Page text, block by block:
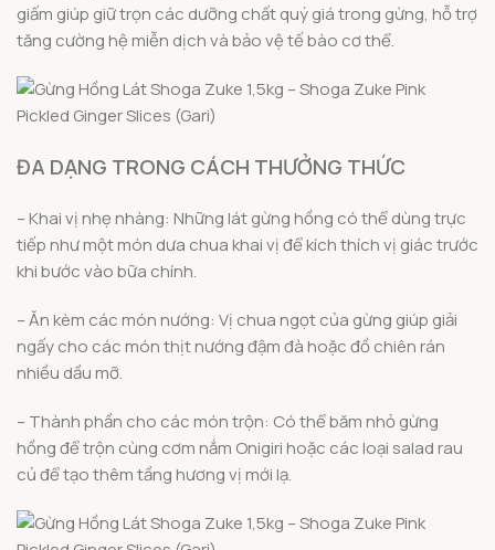
giấm giúp giữ trọn các dưỡng chất quý giá trong gừng, hỗ trợ
tăng cường hệ miễn dịch và bảo vệ tế bào cơ thể.
ĐA DẠNG TRONG CÁCH THƯỞNG THỨC
– Khai vị nhẹ nhàng: Những lát gừng hồng có thể dùng trực
tiếp như một món dưa chua khai vị để kích thích vị giác trước
khi bước vào bữa chính.
– Ăn kèm các món nướng: Vị chua ngọt của gừng giúp giải
ngấy cho các món thịt nướng đậm đà hoặc đồ chiên rán
nhiều dầu mỡ.
– Thành phần cho các món trộn: Có thể băm nhỏ gừng
hồng để trộn cùng cơm nắm Onigiri hoặc các loại salad rau
củ để tạo thêm tầng hương vị mới lạ.